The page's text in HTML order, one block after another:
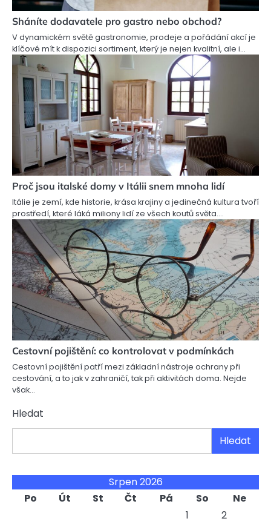
Sháníte dodavatele pro gastro nebo obchod?
V dynamickém světě gastronomie, prodeje a pořádání akcí je
klíčové mít k dispozici sortiment, který je nejen kvalitní, ale i…
Proč jsou italské domy v Itálii snem mnoha lidí
Itálie je zemí, kde historie, krása krajiny a jedinečná kultura tvoří
prostředí, které láká miliony lidí ze všech koutů světa.…
Cestovní pojištění: co kontrolovat v podmínkách
Cestovní pojištění patří mezi základní nástroje ochrany při
cestování, a to jak v zahraničí, tak při aktivitách doma. Nejde
však…
Hledat
Hledat
Srpen 2026
Po
Út St Čt Pá So
Ne
1
2